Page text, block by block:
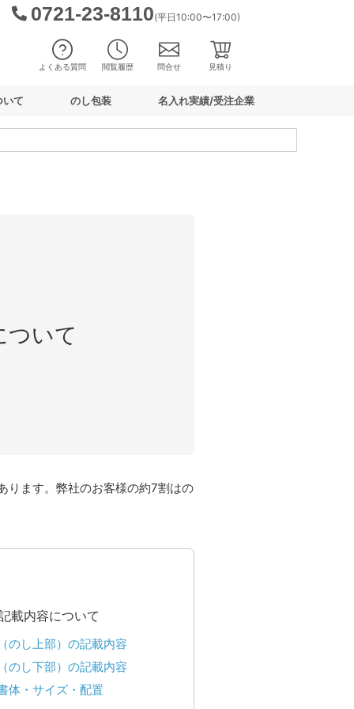
0721-23-8110(平日10:00〜17:00)
よくある質問 閲覧履歴 問合せ 見積り
いて のし包装 名入れ実績/受注企業
ついて
ります。弊社のお客様の約7割はの
載内容について
のし上部）の記載内容
のし下部）の記載内容
体・サイズ・配置